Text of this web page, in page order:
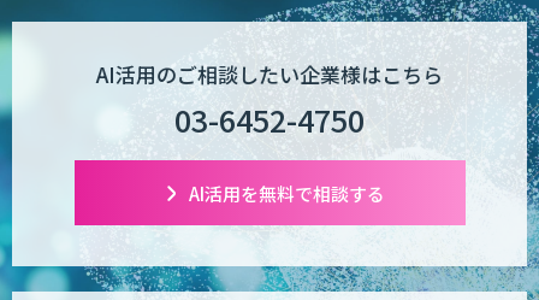
AI活用のご相談したい企業様はこちら
03-6452-4750
AI活用を無料で相談する